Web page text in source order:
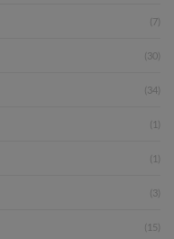
(7)
(30)
(34)
(1)
(1)
(3)
(15)